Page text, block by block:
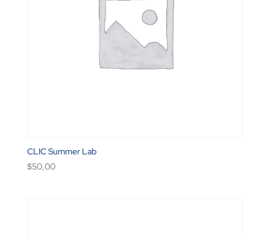
CLIC Summer Lab
$50,00